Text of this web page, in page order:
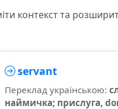
контекст та
servant
Переклад українською:
наймичка; прислуга,